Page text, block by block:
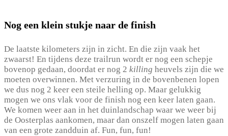
Nog een klein stukje naar de finish
De laatste kilometers zijn in zicht. En die zijn vaak het
zwaarst! En tijdens deze trailrun wordt er nog een schepje
bovenop gedaan, doordat er nog 2 killing heuvels zijn die we
moeten overwinnen. Met verzuring in de bovenbenen lopen
we dus nog 2 keer een steile helling op. Maar gelukkig
mogen we ons vlak voor de finish nog een keer laten gaan.
We komen weer aan in het duinlandschap waar we weer bij
de Oosterplas aankomen, maar dan onszelf mogen laten gaan
van een grote zandduin af. Fun, fun, fun!